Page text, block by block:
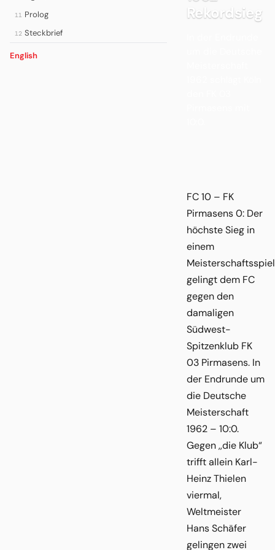
11 Prolog
12 Steckbrief
English
Rekordsieg
FC 10 – FK
Pirmasens 0: Der
höchste Sieg in
einem
Meisterschaftsspiel
gelingt dem FC
gegen den
damaligen
Südwest-
Spitzenklub FK
03 Pirmasens. In
der Endrunde um
die Deutsche
Meisterschaft
1962 – 10:0.
Gegen ,,die Klub“
trifft allein Karl-
Heinz Thielen
viermal,
Weltmeister
Hans Schäfer
gelingen zwei